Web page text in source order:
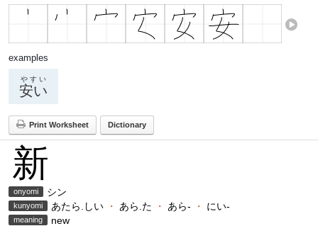
examples
安い
やすい
Print Worksheet Dictionary
新
onyomi シン
kunyomi あたら.しい ・ あら.た ・ あら- ・ にい-
meaning new